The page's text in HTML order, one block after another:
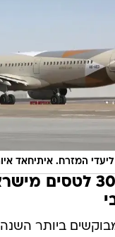
המזרח. איתיחאד
עלייה של 30%
ביותר